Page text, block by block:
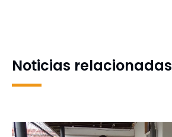
Noticias relacionadas